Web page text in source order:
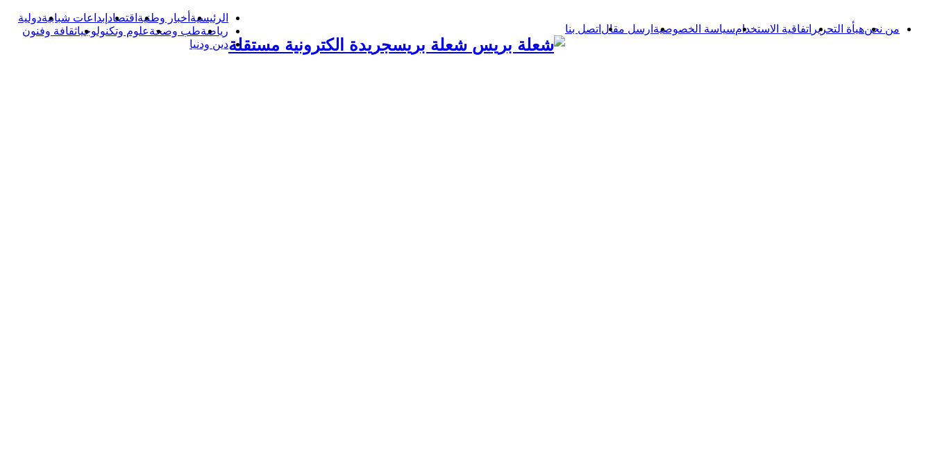
من نحنهيأة التحرير اتفاقية الاستخدامسياسة الخصوصية ارسل مقال اتصل بنا
شعلة بريسجريدة الكترونية مستقلة
الرئيسية أخبار وطنية اقتصاد إبداعات شبابيةدولية
رياضةطب وصحةعلوم وتكنولوجياثقافة وفنون
دين ودنيا